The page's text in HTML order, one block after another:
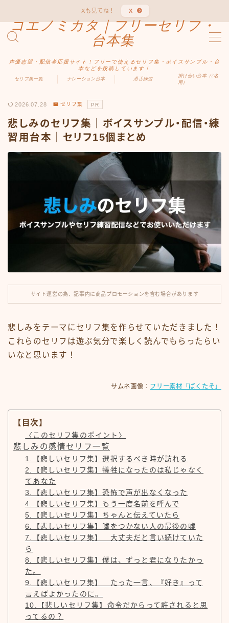
Xも見てね！ X
コエノミカタ｜フリーセリフ・
台本集
声優志望・配信者応援サイト！フリーで使えるセリフ集・ボイスサンプル・台
本などを投稿しています！
MENU
男性向け
女性向け
運営note
セリフ利用規約
今見られている人気記事
セリフ集一覧 ナレーション台本 滑舌練習
掛け合い台本（2名
用）
2026.07.28 セリフ集 PR
悲しみのセリフ集｜ボイスサンプル・配信・練
習用台本｜セリフ15個まとめ
サイト運営の為、記事内に商品プロモーションを含む場合があります
悲しみをテーマにセリフ集を作らせていただきました！
これらのセリフは遊ぶ気分で楽しく読んでもらったらい
いなと思います！
サムネ画像： フリー素材「ぱくたそ」
【目次】
〈このセリフ集のポイント〉
悲しみの感情セリフ一覧
1.【悲しいセリフ集】選択するべき時が訪れる
2.【悲しいセリフ集】犠牲になったのは私じゃなく
てあなた
3.【悲しいセリフ集】恐怖で声が出なくなった
4.【悲しいセリフ集】もう一度名前を呼んで
5.【悲しいセリフ集】ちゃんと伝えていたら
6.【悲しいセリフ集】噓をつかない人の最後の嘘
7.【悲しいセリフ集】 大丈夫だと言い続けていた
ら
8.【悲しいセリフ集】僕は、ずっと君になりたかっ
た。
9.【悲しいセリフ集】 たった一言、『好き』って
言えばよかったのに。
10.【悲しいセリフ集】命令だからって許されると思
ってるの？